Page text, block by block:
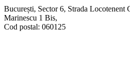
București, Sector 6, Strada Locotenent
Marinescu 1 Bis,
Cod postal: 060125